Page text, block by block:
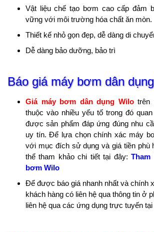
Vật liệu chế tạo bơm cao cấp đảm
vững với môi trường hóa chất ăn mòn.
Thiết kế nhỏ gọn đẹp, dễ dàng di
Dễ dàng bảo dưỡng, bảo trì
Báo giá máy bơm dân
Giá máy bơm dân dụng Wilotrên
thuộc vào nhiều yếu tố trong đó
được sản phẩm đáp ứng đúng nhu
uy tín. Để lựa chọn chính xác máy
với mục đích sử dụng và giá tiền phù
thể tham khảo chi tiết tại đây:Tham
bơm Wilo
Để được báo giá nhanh nhất và chính
khách hàng có liên hệ qua thông tin ở
liên hệ qua các ứng dụng trực tuyến tại